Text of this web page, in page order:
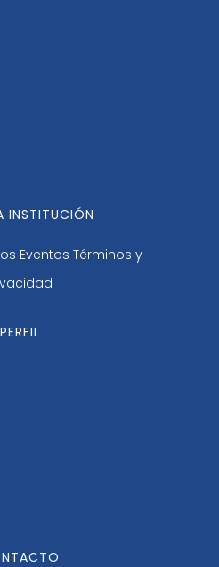
INSTITUCIÓN
Eventos Términos y
PERFIL